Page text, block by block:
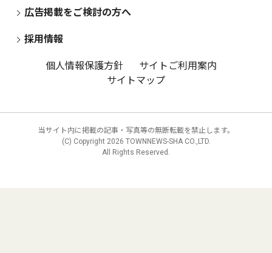
広告掲載をご検討の方へ
採用情報
個人情報保護方針
サイトご利用案内
サイトマップ
当サイト内に掲載の記事・写真等の無断転載を禁止します。
(C) Copyright 2026 TOWNNEWS-SHA CO.,LTD.
All Rights Reserved.